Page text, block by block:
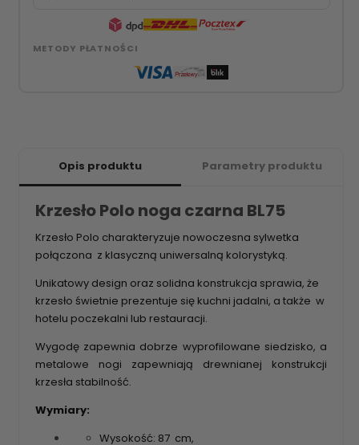
METODY PŁATNOŚCI
Opis produktu Parametry produktu
Krzesło Polo noga czarna BL75
Krzesło Polo charakteryzuje nowoczesna sylwetka
połączona z klasyczną uniwersalną kolorystyką.
Unikatowy design oraz solidna konstrukcja sprawia, że
krzesło świetnie prezentuje się kuchni jadalni, a także w
hotelu poczekalni lub restauracji.
Wygodę zapewnia dobrze wyprofilowane siedzisko, a
metalowe nogi zapewniają drewnianej konstrukcji
krzesła stabilność.
Wymiary:
Wysokość: 87 cm,